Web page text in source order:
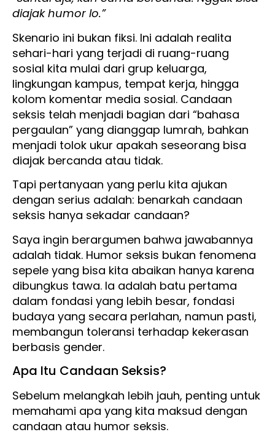
diajak humor lo.”
Skenario ini bukan fiksi. Ini adalah realita
sehari-hari yang terjadi di ruang-ruang
sosial kita mulai dari grup keluarga,
lingkungan kampus, tempat kerja, hingga
kolom komentar media sosial. Candaan
seksis telah menjadi bagian dari “bahasa
pergaulan” yang dianggap lumrah, bahkan
menjadi tolok ukur apakah seseorang bisa
diajak bercanda atau tidak.
Tapi pertanyaan yang perlu kita ajukan
dengan serius adalah: benarkah candaan
seksis hanya sekadar candaan?
Saya ingin berargumen bahwa jawabannya
adalah tidak. Humor seksis bukan fenomena
sepele yang bisa kita abaikan hanya karena
dibungkus tawa. Ia adalah batu pertama
dalam fondasi yang lebih besar, fondasi
budaya yang secara perlahan, namun pasti,
membangun toleransi terhadap kekerasan
berbasis gender.
Apa Itu Candaan Seksis?
Sebelum melangkah lebih jauh, penting untuk
memahami apa yang kita maksud dengan
candaan atau humor seksis.